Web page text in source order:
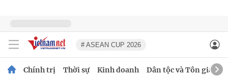
# ASEAN CUP 2026
Chính trị Thời sự Kinh doanh Dân tộc và Tôn giáo